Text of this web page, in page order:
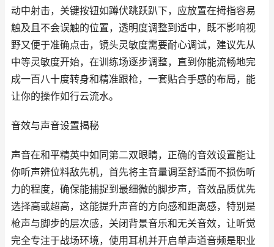
动中射击，关键按钮如蹲伏跳跃趴下，应放置在拇指容易
触及且不会误触的位置，透明度调整到适中，既不影响视
野又便于准确点击，镜头灵敏度需要耐心调试，建议先从
中等灵敏度开始，在训练场逐步调整，直到你能流畅地完
成一百八十度转身和精准跟枪，一套贴合手感的布局，能
让你的操作如行云流水。
音效与声音设置揭秘
声音在和平精英中如同第二双眼睛，正确的音效设置能让
你听声辨位料敌先机，首先将主音量调至舒适而不损伤听
力的程度，确保能捕捉到最细微的脚步声，音效品质优先
选择高或超高，这能提升声音的方向感和距离感，特别是
枪声与脚步的层次感，关闭背景音乐和无关音效，让听觉
完全专注于战场环境，使用耳机并开启单声道音频是职业